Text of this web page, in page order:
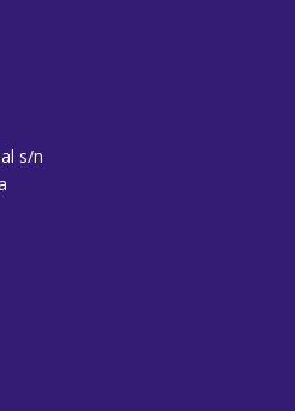
s/n